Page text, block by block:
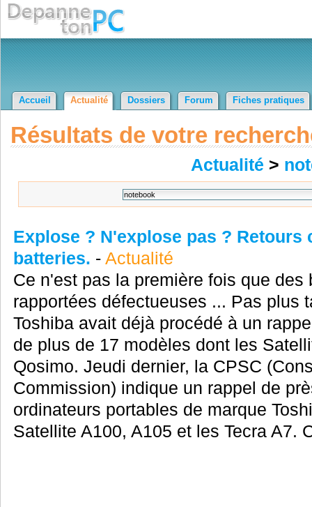
Accueil Actualité Dossiers Forum Fiches pratiques
Résultats de votre
Actualité >
Explose ? N'explose pas ?
batteries. - Actualité
Ce n'est pas la première fois que des
rapportées défectueuses ... Pas plus
Toshiba avait déjà procédé à un
de plus de 17 modèles dont les
Qosimo. Jeudi dernier, la CPSC
Commission) indique un rappel de
ordinateurs portables de marque
Satellite A100, A105 et les Tecra A7.